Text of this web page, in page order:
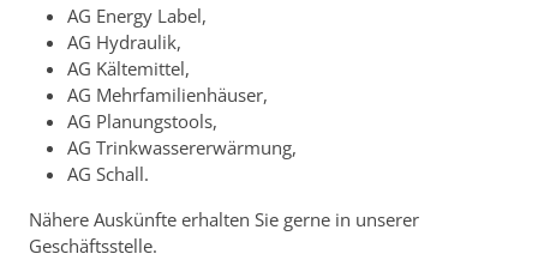
AG Energy Label,
AG Hydraulik,
AG Kältemittel,
AG Mehrfamilienhäuser,
AG Planungstools,
AG Trinkwassererwärmung,
AG Schall.
Nähere Auskünfte erhalten Sie gerne in unserer
Geschäftsstelle.